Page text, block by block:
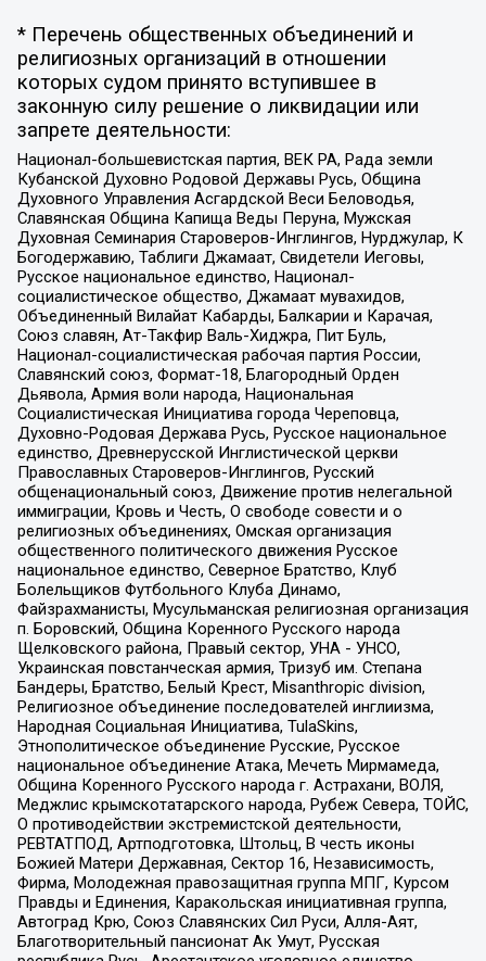
* Перечень общественных объединений и
религиозных организаций в отношении
которых судом принято вступившее в
законную силу решение о ликвидации или
запрете деятельности:
Национал-большевистская партия, ВЕК РА, Рада земли
Кубанской Духовно Родовой Державы Русь, Община
Духовного Управления Асгардской Веси Беловодья,
Славянская Община Капища Веды Перуна, Мужская
Духовная Семинария Староверов-Инглингов, Нурджулар, К
Богодержавию, Таблиги Джамаат, Свидетели Иеговы,
Русское национальное единство, Национал-
социалистическое общество, Джамаат мувахидов,
Объединенный Вилайат Кабарды, Балкарии и Карачая,
Союз славян, Ат-Такфир Валь-Хиджра, Пит Буль,
Национал-социалистическая рабочая партия России,
Славянский союз, Формат-18, Благородный Орден
Дьявола, Армия воли народа, Национальная
Социалистическая Инициатива города Череповца,
Духовно-Родовая Держава Русь, Русское национальное
единство, Древнерусской Инглистической церкви
Православных Староверов-Инглингов, Русский
общенациональный союз, Движение против нелегальной
иммиграции, Кровь и Честь, О свободе совести и о
религиозных объединениях, Омская организация
общественного политического движения Русское
национальное единство, Северное Братство, Клуб
Болельщиков Футбольного Клуба Динамо,
Файзрахманисты, Мусульманская религиозная организация
п. Боровский, Община Коренного Русского народа
Щелковского района, Правый сектор, УНА - УНСО,
Украинская повстанческая армия, Тризуб им. Степана
Бандеры, Братство, Белый Крест, Misanthropic division,
Религиозное объединение последователей инглиизма,
Народная Социальная Инициатива, TulaSkins,
Этнополитическое объединение Русские, Русское
национальное объединение Атака, Мечеть Мирмамеда,
Община Коренного Русского народа г. Астрахани, ВОЛЯ,
Меджлис крымскотатарского народа, Рубеж Севера, ТОЙС,
О противодействии экстремистской деятельности,
РЕВТАТПОД, Артподготовка, Штольц, В честь иконы
Божией Матери Державная, Сектор 16, Независимость,
Фирма, Молодежная правозащитная группа МПГ, Курсом
Правды и Единения, Каракольская инициативная группа,
Автоград Крю, Союз Славянских Сил Руси, Алля-Аят,
Благотворительный пансионат Ак Умут, Русская